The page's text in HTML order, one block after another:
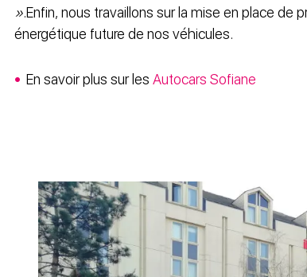
».Enfin, nous travaillons sur la mise en place de
énergétique future de nos véhicules.
En savoir plus sur les Autocars Sofiane